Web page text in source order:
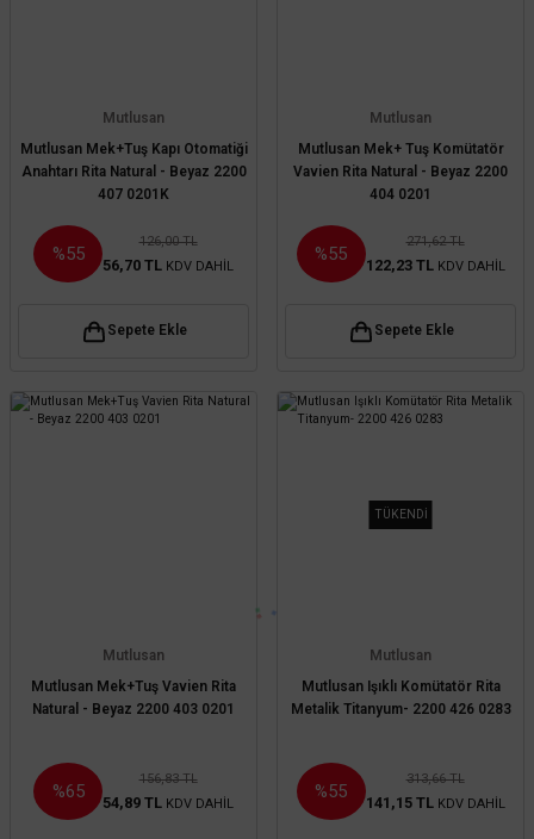
Mutlusan
Mutlusan Mek+Tuş Kapı Otomatiği
Anahtarı Rita Natural - Beyaz 2200
407 0201K
%55
126,00 TL
56,70 TL KDV DAHİL
Sepete Ekle
Mutlusan
Mutlusan Mek+ Tuş Komütatör
Vavien Rita Natural - Beyaz 2200
404 0201
%55
271,62 TL
122,23 TL KDV DAHİL
Sepete Ekle
Mutlusan
Mutlusan Mek+Tuş Vavien Rita
Natural - Beyaz 2200 403 0201
%65
156,83 TL
54,89 TL KDV DAHİL
TÜKENDİ
Mutlusan
Mutlusan Işıklı Komütatör Rita
Metalik Titanyum- 2200 426 0283
%55
313,66 TL
141,15 TL KDV DAHİL